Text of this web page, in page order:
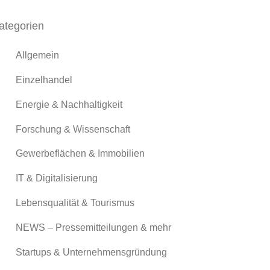
Allgemein
Einzelhandel
Energie & Nachhaltigkeit
Forschung & Wissenschaft
Gewerbeflächen & Immobilien
IT & Digitalisierung
Lebensqualität & Tourismus
NEWS – Pressemitteilungen & mehr
Startups & Unternehmensgründung